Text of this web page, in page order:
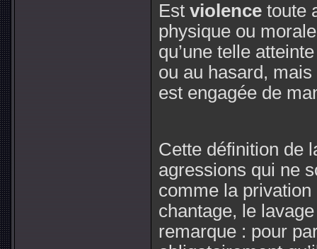
Est violence toute
physique ou
qu’une telle
ou au hasard,
est engagée de
Cette définition de
agressions qui ne
comme la privation
chantage, le
remarque : pour